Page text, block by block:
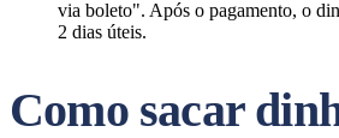
via boleto". Após o pagamento, o
2 dias úteis.
Como sacar